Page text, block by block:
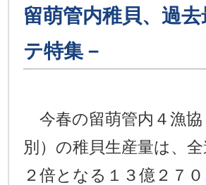
留萌管内稚貝、過
テ特集－
今春の留萌管内４漁
別）の稚貝生産量は、
２倍となる１３億２７